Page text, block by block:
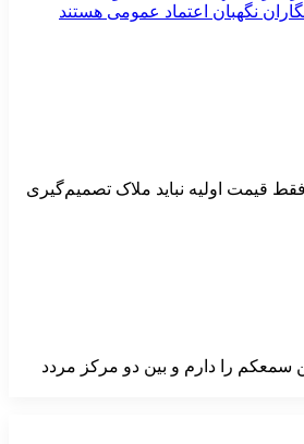
نگهبان اعتماد عمومی هستند
قیمت اولیه نباید ملاک تصمیم‌گیری
سمعکم را دارم و بین دو مرکز مردد